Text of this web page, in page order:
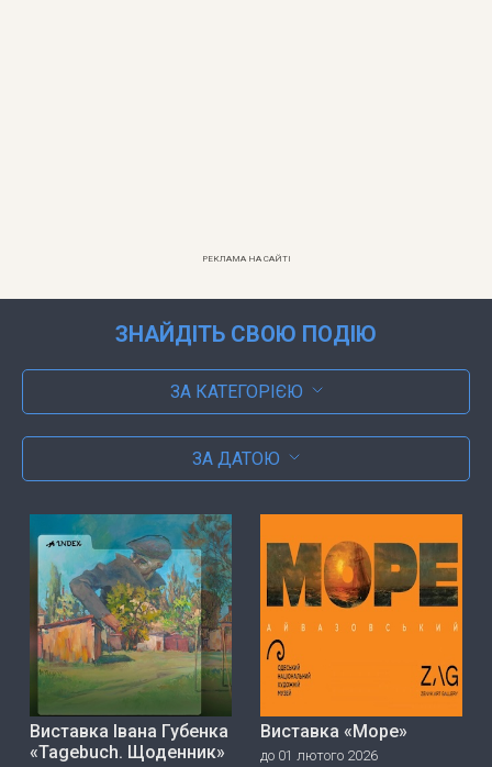
РЕКЛАМА НА САЙТІ
ЗНАЙДІТЬ СВОЮ ПОДІЮ
ЗА КАТЕГОРІЄЮ
ЗА ДАТОЮ
Виставка Івана Губенка
«Tagebuch. Щоденник»
Виставка «Море»
до 01 лютого 2026